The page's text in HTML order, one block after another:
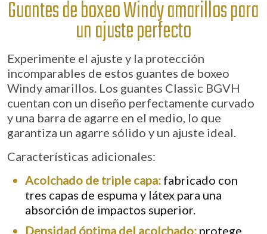
Guantes de boxeo Windy amarillos para
un ajuste perfecto
Experimente el ajuste y la protección
incomparables de estos guantes de boxeo
Windy amarillos. Los guantes Classic BGVH
cuentan con un diseño perfectamente curvado
y una barra de agarre en el medio, lo que
garantiza un agarre sólido y un ajuste ideal.
Características adicionales:
Acolchado de triple capa: fabricado con
tres capas de espuma y látex para una
absorción de impactos superior.
Densidad óptima del acolchado: protege